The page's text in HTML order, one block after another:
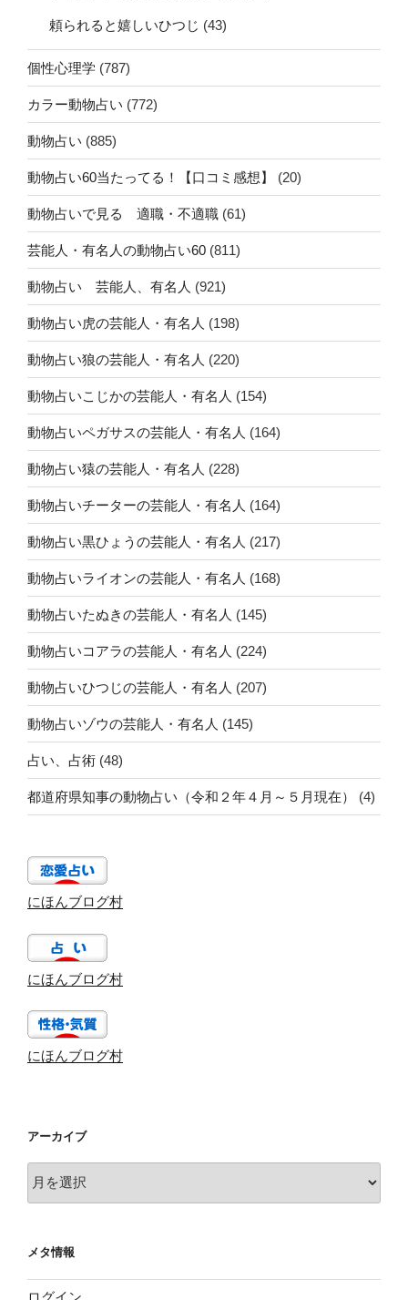
頼られると嬉しいひつじ (43)
個性心理学 (787)
カラー動物占い (772)
動物占い (885)
動物占い60当たってる！【口コミ感想】 (20)
動物占いで見る 適職・不適職 (61)
芸能人・有名人の動物占い60 (811)
動物占い 芸能人、有名人 (921)
動物占い虎の芸能人・有名人 (198)
動物占い狼の芸能人・有名人 (220)
動物占いこじかの芸能人・有名人 (154)
動物占いペガサスの芸能人・有名人 (164)
動物占い猿の芸能人・有名人 (228)
動物占いチーターの芸能人・有名人 (164)
動物占い黒ひょうの芸能人・有名人 (217)
動物占いライオンの芸能人・有名人 (168)
動物占いたぬきの芸能人・有名人 (145)
動物占いコアラの芸能人・有名人 (224)
動物占いひつじの芸能人・有名人 (207)
動物占いゾウの芸能人・有名人 (145)
占い、占術 (48)
都道府県知事の動物占い（令和２年４月～５月現在） (4)
にほんブログ村
にほんブログ村
にほんブログ村
アーカイブ
ー
ブ
メタ情報